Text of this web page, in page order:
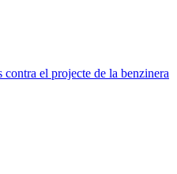
contra el projecte de la benzinera